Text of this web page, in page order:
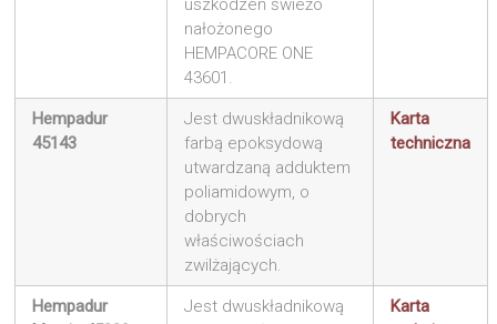
uszkodzeń świeżo
nałożonego
HEMPACORE ONE
43601.
Hempadur
45143
Jest dwuskładnikową
farbą epoksydową
utwardzaną adduktem
poliamidowym, o
dobrych
właściwościach
zwilżających.
Karta
techniczna
Hempadur
Jest dwuskładnikową
Karta